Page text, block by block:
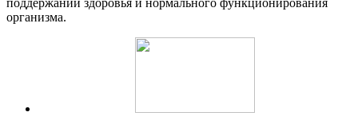
поддержании здоровья и нормального функционирования
организма.